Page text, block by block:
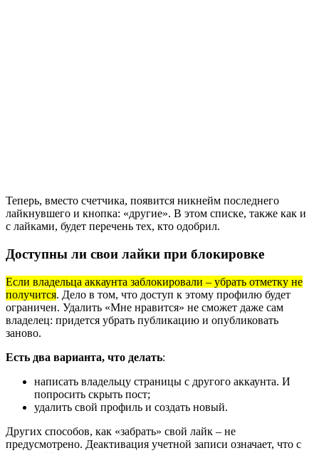
Теперь, вместо счетчика, появится никнейм последнего
лайкнувшего и кнопка: «другие». В этом списке, также как и
с лайками, будет перечень тех, кто одобрил.
Доступны ли свои лайки при блокировке
Если владельца аккаунта заблокировали – убрать отметку не
получится. Дело в том, что доступ к этому профилю будет
ограничен. Удалить «Мне нравится» не сможет даже сам
владелец: придется убрать публикацию и опубликовать
заново.
Есть два варианта, что делать:
написать владельцу страницы с другого аккаунта. И
попросить скрыть пост;
удалить свой профиль и создать новый.
Других способов, как «забрать» свой лайк – не
предусмотрено. Деактивация учетной записи означает, что с